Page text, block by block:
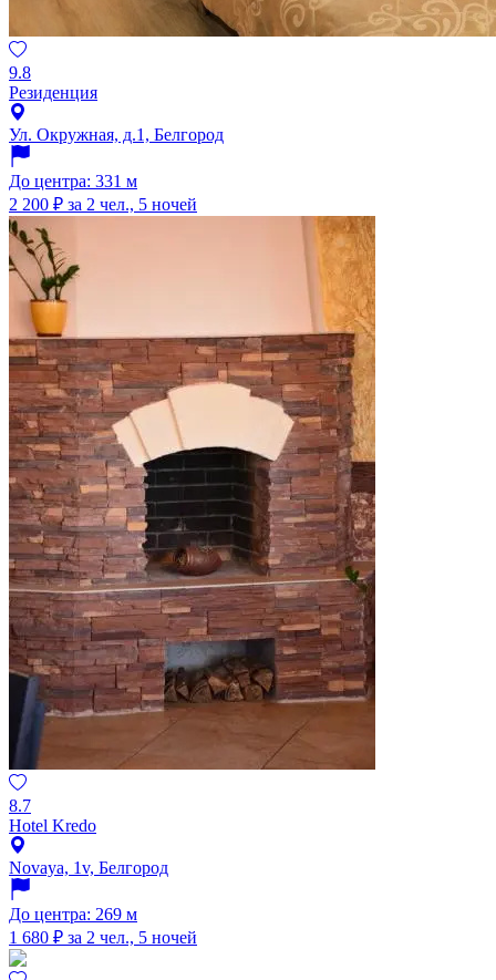
9.8
Резиденция
Ул. Окружная, д.1, Белгород
До центра: 331 м
2 200 ₽ за 2 чел., 5 ночей
8.7
Hotel Kredo
Novaya, 1v, Белгород
До центра: 269 м
1 680 ₽ за 2 чел., 5 ночей